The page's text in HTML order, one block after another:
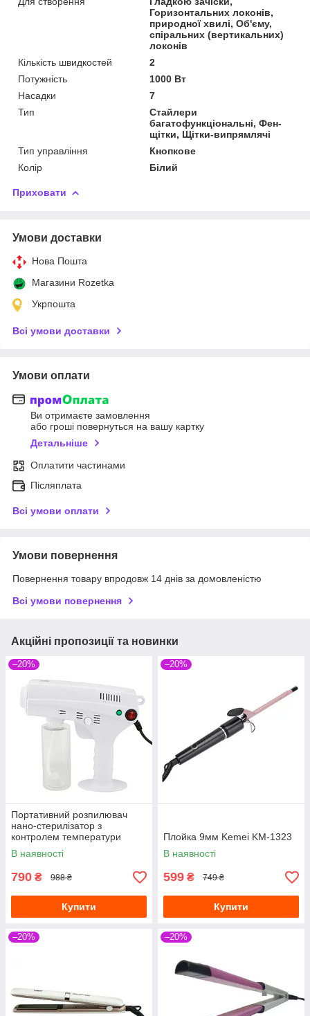
Горизонтальних локонів,
природної хвилі, Об'єму,
спіральних (вертикальних)
локонів
Кількість швидкостей
2
Потужність
1000 Вт
Насадки
7
Тип
Стайлери
багатофункціональні, Фен-
щітки, Щітки-випрямлячі
Тип управління
Кнопкове
Колір
Білий
Приховати
Умови доставки
Нова Пошта
Магазини Rozetka
Укрпошта
Всі умови доставки
Умови оплати
Ви отримаєте замовлення
або гроші повернуться на вашу картку
Детальніше
Оплатити частинами
Післяплата
Всі умови оплати
Умови повернення
Повернення товару впродовж 14 днів за домовленістю
Всі умови повернення
Акційні пропозиції та новинки
–20%
Портативний розпилювач
нано-стерилізатор з
контролем температури
Nano BLUE MAGIC XH-080H
В наявності
790 ₴ 988 ₴
Купити
–20%
Плойка 9мм Kemei KM-1323
В наявності
599 ₴ 749 ₴
Купити
–20% –20%